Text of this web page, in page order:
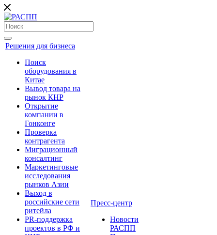
Решения для бизнеса
Поиск
оборудования в
Китае
Вывод товара на
рынок КНР
Открытие
компании в
Гонконге
Проверка
контрагента
Миграционный
консалтинг
Маркетинговые
исследования
рынков Азии
Выход в
российские сети
ритейла
PR-поддержка
проектов в РФ и
Пресс-центр
Новости
РАСПП